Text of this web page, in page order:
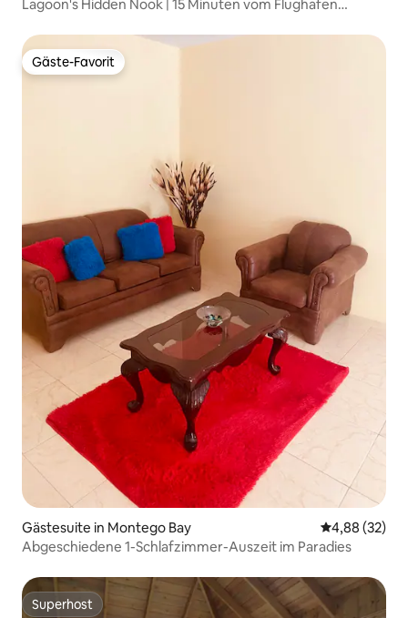
Lagoon's Hidden Nook | 15 Minuten vom Flughafen
Gäste-Favorit
Gäste-Favorit
Gästesuite in Montego Bay
4,88 (32)
Abgeschiedene 1-Schlafzimmer-Auszeit im Paradies
Superhost
Superhost